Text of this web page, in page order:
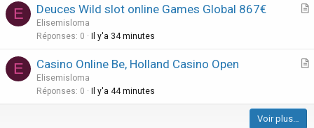
l
E
A
c
Deuces Wild slot online Games Global 867€
Elisemisloma
Réponses 0 Il y'a 34 minutes
E
A
i
Casino Online Be, Holland Casino Open
Elisemisloma
Réponses 0 Il y'a 44 minutes
Voir plus…